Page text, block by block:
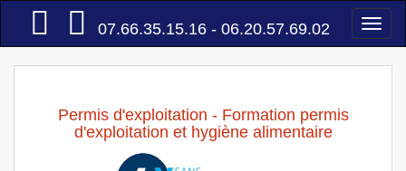
Accueil
07.66.35.15.16 - 06.20.57.69.02
Permis d'exploitation - Formation permis
d'exploitation et hygiène alimentaire